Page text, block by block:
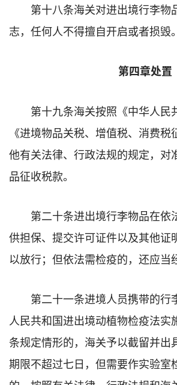
第十八条海关对进出境行李物
志，任何人不得擅自开启或者损毁。
第四章处置
第十九条海关按照《中华人民
《进境物品关税、增值税、消费
他有关法律、行政法规的规定，对
品征收税款。
第二十条进出境行李物品在依
供担保、提交许可证件以及其他证
以放行；但依法需检疫的，还应当
第二十一条进境人员携带的行
人民共和国进出境动植物检疫法实
条规定情形的，海关予以截留并出
期限不超过七日，但需要作实验室